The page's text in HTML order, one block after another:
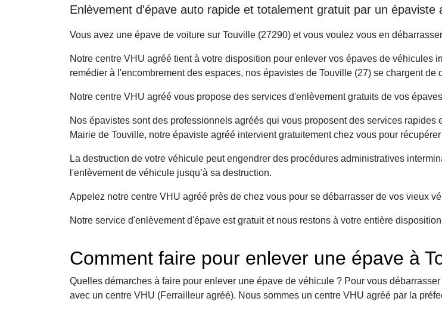
Enlèvement d'épave auto rapide et totalement gratuit par un épaviste
Vous avez une épave de voiture sur Touville (27290) et vous voulez vous en
Notre centre VHU agréé tient à votre disposition pour enlever vos épaves de
remédier à l'encombrement des espaces, nos épavistes de Touville (27) se chargent
Notre centre VHU agréé vous propose des services d'enlèvement gratuits de vos
Nos épavistes sont des professionnels agréés qui vous proposent des services
Mairie de Touville, notre épaviste agréé intervient gratuitement chez vous pour
La destruction de votre véhicule peut engendrer des procédures administratives
l'enlèvement de véhicule jusqu’à sa destruction.
Appelez notre centre VHU agréé près de chez vous pour se débarrasser de vos vieux
Notre service d'enlèvement d'épave est gratuit et nous restons à votre entière
Comment faire pour enlever une épave à
Quelles démarches à faire pour enlever une épave de véhicule ? Pour vous
avec un centre VHU (Ferrailleur agréé). Nous sommes un centre VHU agréé par la